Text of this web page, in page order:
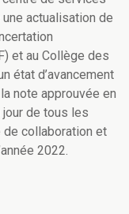
actualisation de
et au Collège des
état d’avancement
note approuvée en
jour de tous les
collaboration et
2022.